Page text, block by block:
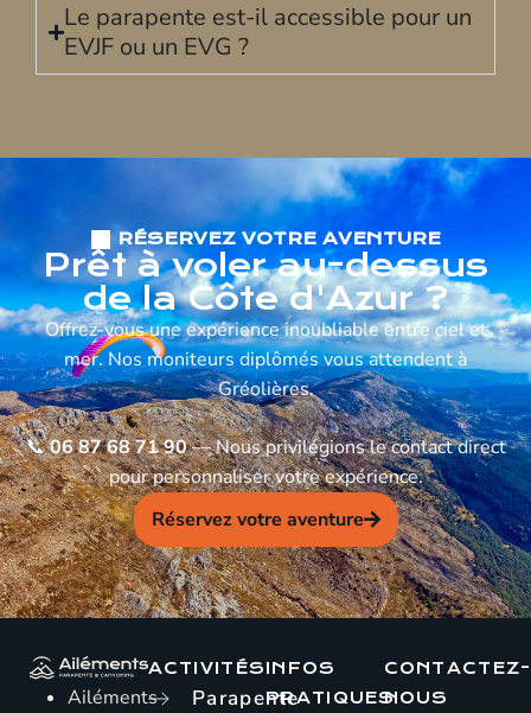
Le parapente est-il accessible pour un
EVJF ou un EVG ?
RÉSERVEZ VOTRE AVENTURE
Prêt à voler au-dessus
de la Côte d'Azur ?
Offrez-vous une expérience inoubliable entre ciel et
mer. Nos moniteurs diplômés vous attendent à
Gréolières.
📞06 87 68 71 90— Nous privilégions le contact direct
pour personnaliser votre expérience.
Réservez votre aventure
Ailéments
ACTIVITÉS
Parapente
INFOS
PRATIQUES
CONTACTEZ-
NOUS